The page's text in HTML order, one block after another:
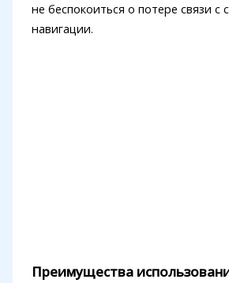
не беспокоиться о потере связи с
навигации.
Преимущества